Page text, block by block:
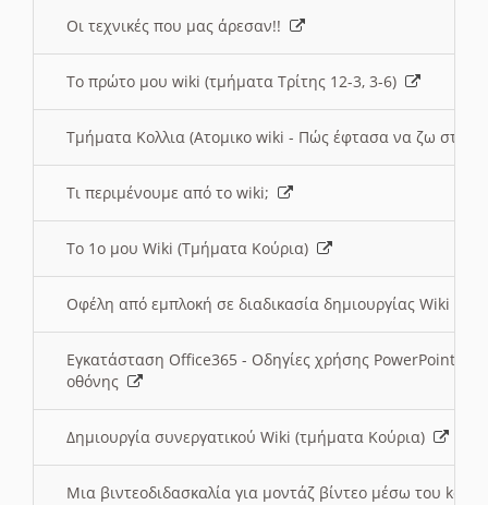
Οι τεχνικές που μας άρεσαν!!
Το πρώτο μου wiki (τμήματα Τρίτης 12-3, 3-6)
Τμήματα Κολλια (Ατομικο wiki - Πώς έφτασα να ζω στην
Τι περιμένουμε από το wiki;
Το 1ο μου Wiki (Τμήματα Κούρια)
Οφέλη από εμπλοκή σε διαδικασία δημιουργίας Wiki
Εγκατάσταση Office365 - Οδηγίες χρήσης PowerPoint
οθόνης
Δημιουργία συνεργατικού Wiki (τμήματα Κούρια)
Μια βιντεοδιδασκαλία για μοντάζ βίντεο μέσω του